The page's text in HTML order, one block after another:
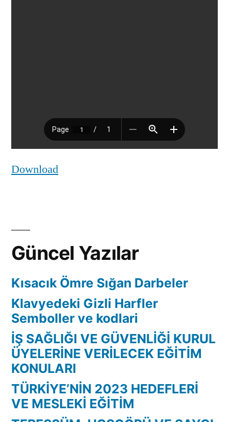
Download
Güncel Yazılar
Kısacık Ömre Sığan Darbeler
Klavyedeki Gizli Harfler
Semboller ve kodlari
İŞ SAĞLIĞI VE GÜVENLİĞİ KURUL
ÜYELERİNE VERİLECEK EĞİTİM
KONULARI
TÜRKİYE’NİN 2023 HEDEFLERİ
VE MESLEKİ EĞİTİM